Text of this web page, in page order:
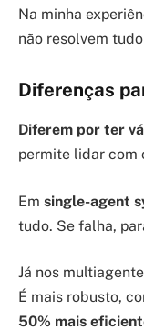
Na minha
não resolvem
Diferenças
Diferem por ter
permite lidar com
Em single-agent
tudo. Se falha,
Já nos
É mais robusto,
50% mais